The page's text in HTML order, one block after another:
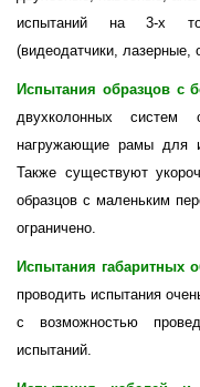
испытаний на 3-х
(видеодатчики, лазерные,
Испытания образцов с
двухколонных систем
нагружающие рамы для
Также существуют
образцов с маленьким
ограничено.
Испытания габаритных
проводить испытания
с возможностью
испытаний.